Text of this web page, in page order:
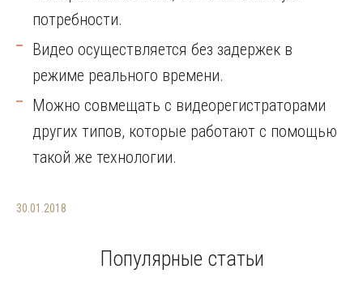
потребности.
Видео осуществляется без задержек в
режиме реального времени.
Можно совмещать с видеорегистраторами
других типов, которые работают с помощью
такой же технологии.
30.01.2018
Популярные статьи